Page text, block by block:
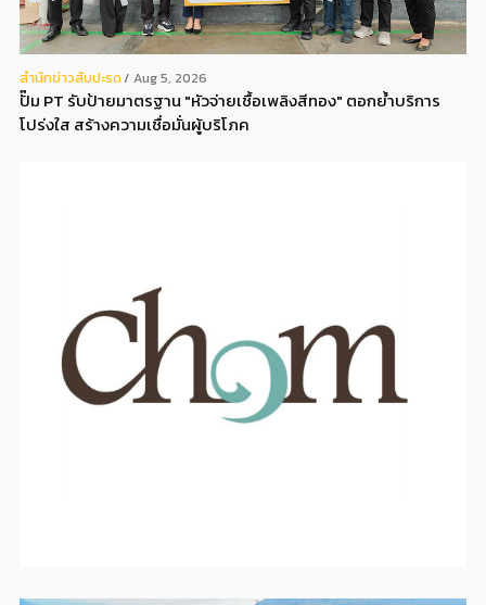
สํานักข่าวสับปะรด Aug 5, 2026
ปั๊ม PT รับป้ายมาตรฐาน "หัวจ่ายเชื้อเพลิงสีทอง" ตอกย้ำบริการ
โปร่งใส สร้างความเชื่อมั่นผู้บริโภค